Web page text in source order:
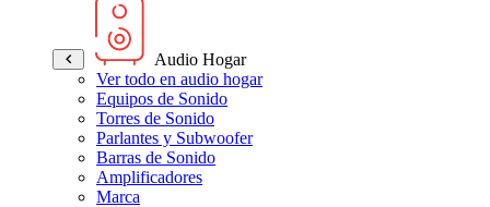
Audio Hogar
Ver todo en audio hogar
Equipos de Sonido
Torres de Sonido
Parlantes y Subwoofer
Barras de Sonido
Amplificadores
Marca